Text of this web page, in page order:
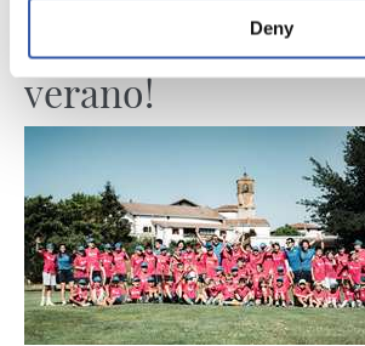
Deny
¡Hasta el próximo
verano!